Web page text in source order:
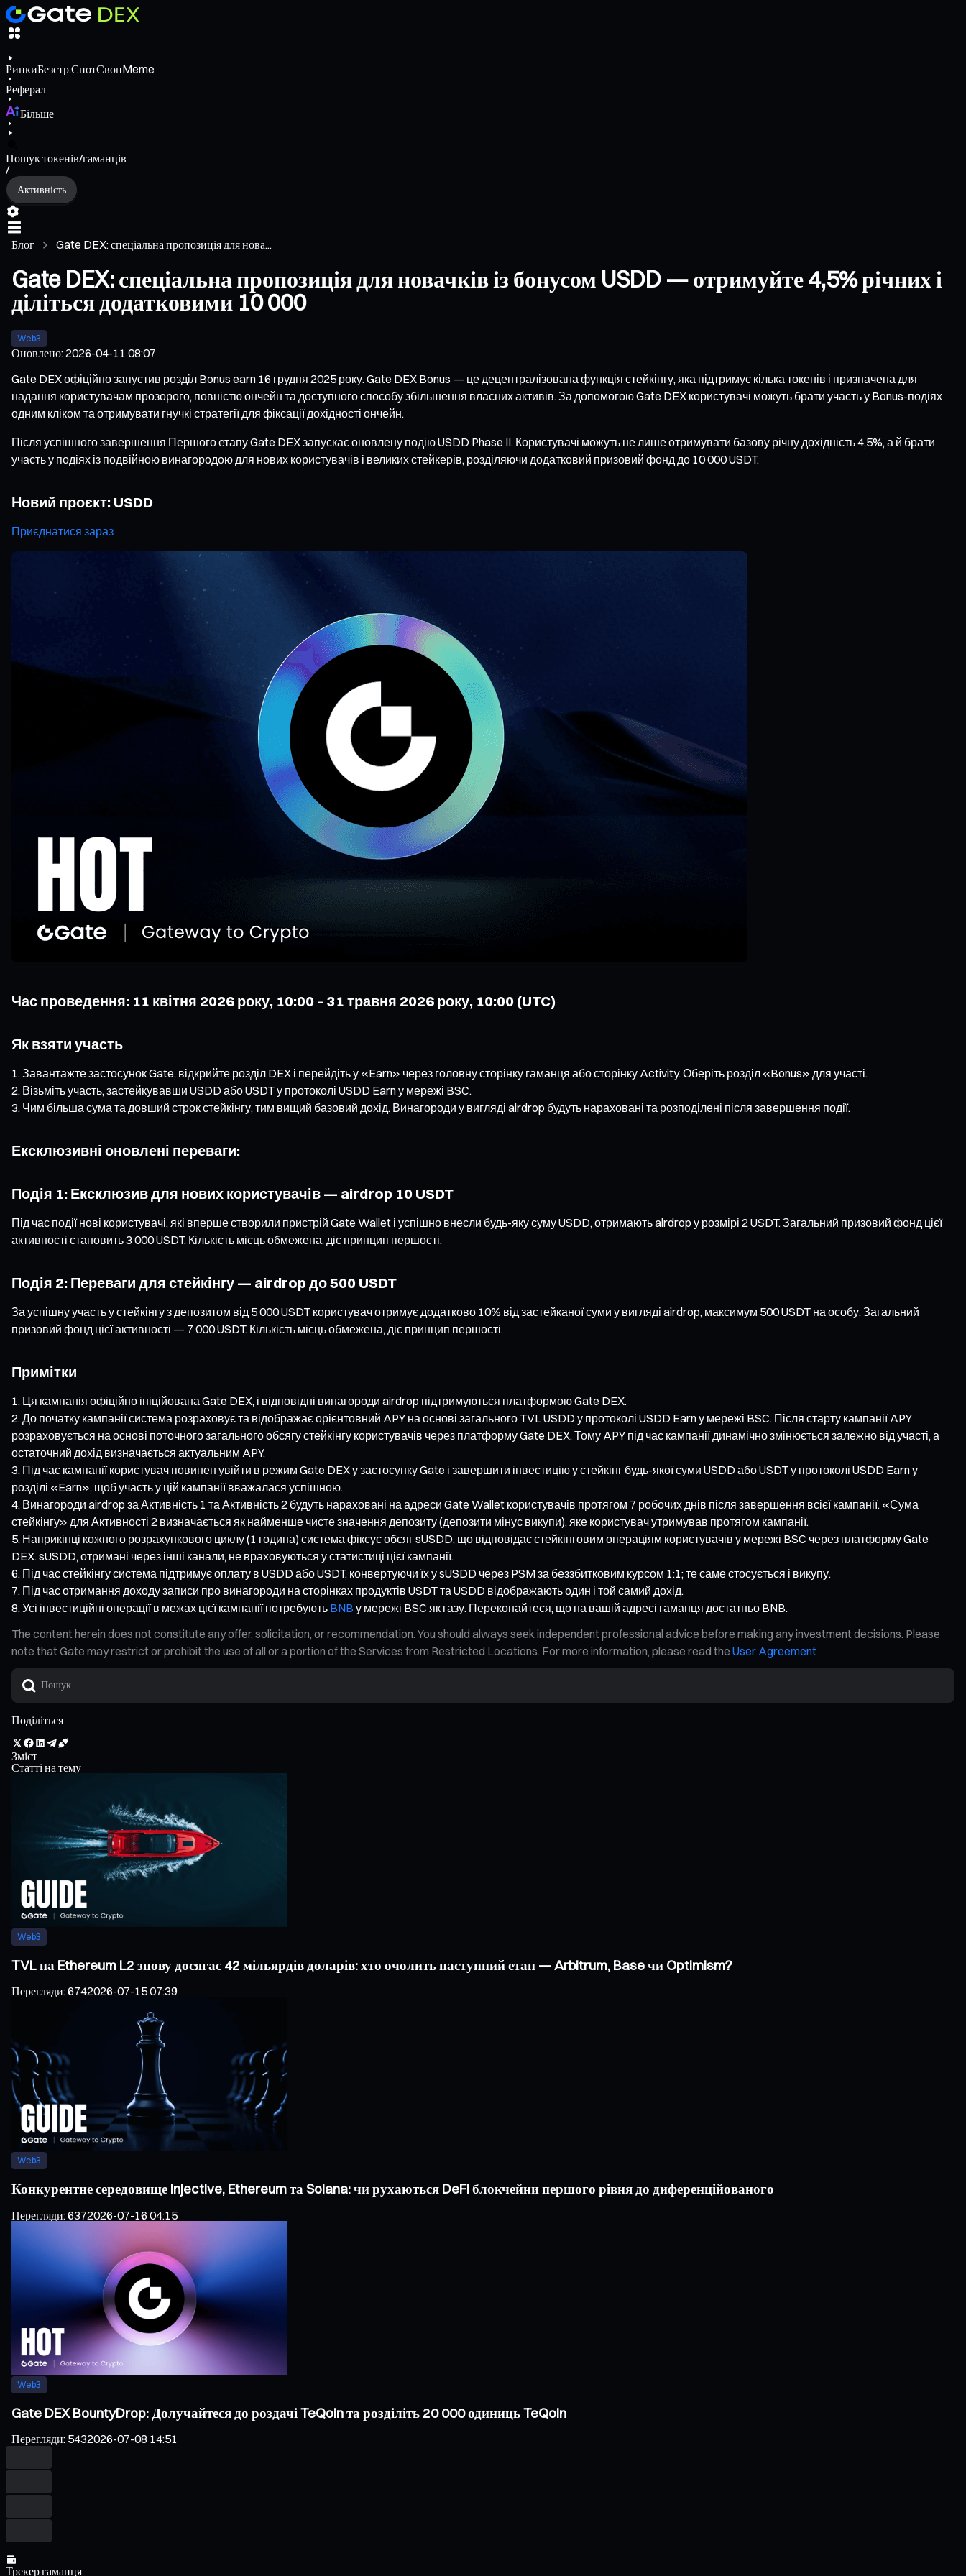
РинкиБезстр.СпотСвопMeme
Реферал
Більше
Пошук токенів/гаманців
/
Активність
Блог Gate DEX: спеціальна пропозиція для нова...
Gate DEX: спеціальна пропозиція для новачків із бонусом USDD — отримуйте 4,5% річних і
діліться додатковими 10 000
Web3
Оновлено:2026-04-11 08:07
Gate DEX офіційно запустив розділ Bonus earn 16 грудня 2025 року. Gate DEX Bonus — це децентралізована функція стейкінгу, яка підтримує кілька токенів і призначена для
надання користувачам прозорого, повністю ончейн та доступного способу збільшення власних активів. За допомогою Gate DEX користувачі можуть брати участь у Bonus-подіях
одним кліком та отримувати гнучкі стратегії для фіксації дохідності ончейн.
Після успішного завершення Першого етапу Gate DEX запускає оновлену подію USDD Phase II. Користувачі можуть не лише отримувати базову річну дохідність 4,5%, а й брати
участь у подіях із подвійною винагородою для нових користувачів і великих стейкерів, розділяючи додатковий призовий фонд до 10 000 USDT.
Новий проєкт: USDD
Приєднатися зараз
Час проведення: 11 квітня 2026 року, 10:00 – 31 травня 2026 року, 10:00 (UTC)
Як взяти участь
Завантажте застосунок Gate, відкрийте розділ DEX і перейдіть у «Earn» через головну сторінку гаманця або сторінку Activity. Оберіть розділ «Bonus» для участі.
Візьміть участь, застейкувавши USDD або USDT у протоколі USDD Earn у мережі BSC.
Чим більша сума та довший строк стейкінгу, тим вищий базовий дохід. Винагороди у вигляді airdrop будуть нараховані та розподілені після завершення події.
Ексклюзивні оновлені переваги:
Подія 1: Ексклюзив для нових користувачів — airdrop 10 USDT
Під час події нові користувачі, які вперше створили пристрій Gate Wallet і успішно внесли будь-яку суму USDD, отримають airdrop у розмірі 2 USDT. Загальний призовий фонд цієї
активності становить 3 000 USDT. Кількість місць обмежена, діє принцип першості.
Подія 2: Переваги для стейкінгу — airdrop до 500 USDT
За успішну участь у стейкінгу з депозитом від 5 000 USDT користувач отримує додатково 10% від застейканої суми у вигляді airdrop, максимум 500 USDT на особу. Загальний
призовий фонд цієї активності — 7 000 USDT. Кількість місць обмежена, діє принцип першості.
Примітки
Ця кампанія офіційно ініційована Gate DEX, і відповідні винагороди airdrop підтримуються платформою Gate DEX.
До початку кампанії система розраховує та відображає орієнтовний APY на основі загального TVL USDD у протоколі USDD Earn у мережі BSC. Після старту кампанії APY
розраховується на основі поточного загального обсягу стейкінгу користувачів через платформу Gate DEX. Тому APY під час кампанії динамічно змінюється залежно від участі, а
остаточний дохід визначається актуальним APY.
Під час кампанії користувач повинен увійти в режим Gate DEX у застосунку Gate і завершити інвестицію у стейкінг будь-якої суми USDD або USDT у протоколі USDD Earn у
розділі «Earn», щоб участь у цій кампанії вважалася успішною.
Винагороди airdrop за Активність 1 та Активність 2 будуть нараховані на адреси Gate Wallet користувачів протягом 7 робочих днів після завершення всієї кампанії. «Сума
стейкінгу» для Активності 2 визначається як найменше чисте значення депозиту (депозити мінус викупи), яке користувач утримував протягом кампанії.
Наприкінці кожного розрахункового циклу (1 година) система фіксує обсяг sUSDD, що відповідає стейкінговим операціям користувачів у мережі BSC через платформу Gate
DEX. sUSDD, отримані через інші канали, не враховуються у статистиці цієї кампанії.
Під час стейкінгу система підтримує оплату в USDD або USDT, конвертуючи їх у sUSDD через PSM за беззбитковим курсом 1:1; те саме стосується і викупу.
Під час отримання доходу записи про винагороди на сторінках продуктів USDT та USDD відображають один і той самий дохід.
Усі інвестиційні операції в межах цієї кампанії потребують BNB у мережі BSC як газу. Переконайтеся, що на вашій адресі гаманця достатньо BNB.
The content herein does not constitute any offer, solicitation, or recommendation. You should always seek independent professional advice before making any investment decisions. Please
note that Gate may restrict or prohibit the use of all or a portion of the Services from Restricted Locations. For more information, please read the User Agreement
Поділіться
Зміст
Статті на тему
Web3
TVL на Ethereum L2 знову досягає 42 мільярдів доларів: хто очолить наступний етап — Arbitrum, Base чи Optimism?
Перегляди:6742026-07-15 07:39
Web3
Конкурентне середовище Injective, Ethereum та Solana: чи рухаються DeFi блокчейни першого рівня до диференційованого
Перегляди:6372026-07-16 04:15
Web3
Gate DEX BountyDrop: Долучайтеся до роздачі TeQoin та розділіть 20 000 одиниць TeQoin
Перегляди: 5432026-07-08 14:51
Трекер гаманця